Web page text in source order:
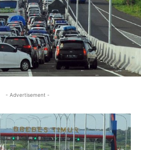
- Advertisement -